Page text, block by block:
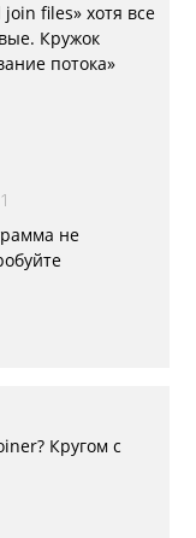
files» хотя все
Кружок
потока»
не
Кругом с